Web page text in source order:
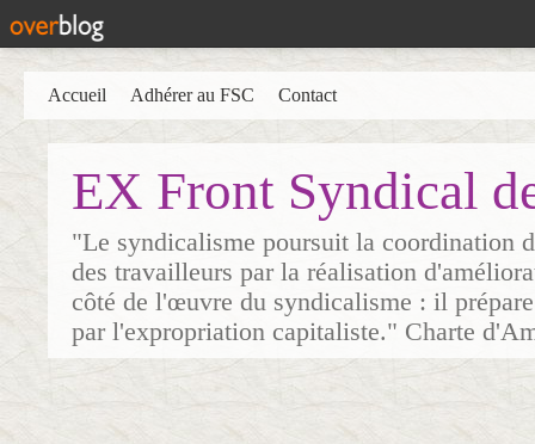
EX Front Syndical
"Le syndicalisme poursuit la coordination
des travailleurs par la réalisation
côté de l'œuvre du syndicalisme : il
par l'expropriation capitaliste." Charte
Accueil Adhérer au FSC Contact